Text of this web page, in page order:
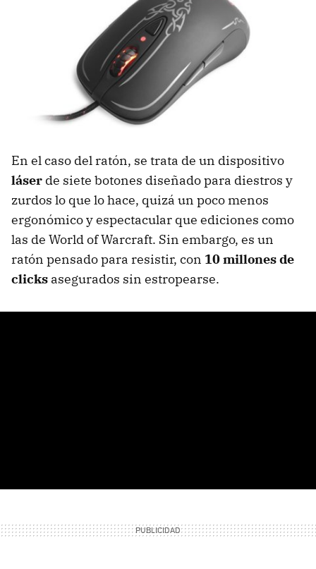
En el caso del ratón, se trata de un dispositivo
láser de siete botones diseñado para diestros y
zurdos lo que lo hace, quizá un poco menos
ergonómico y espectacular que ediciones como
las de World of Warcraft. Sin embargo, es un
ratón pensado para resistir, con 10 millones de
clicks asegurados sin estropearse.